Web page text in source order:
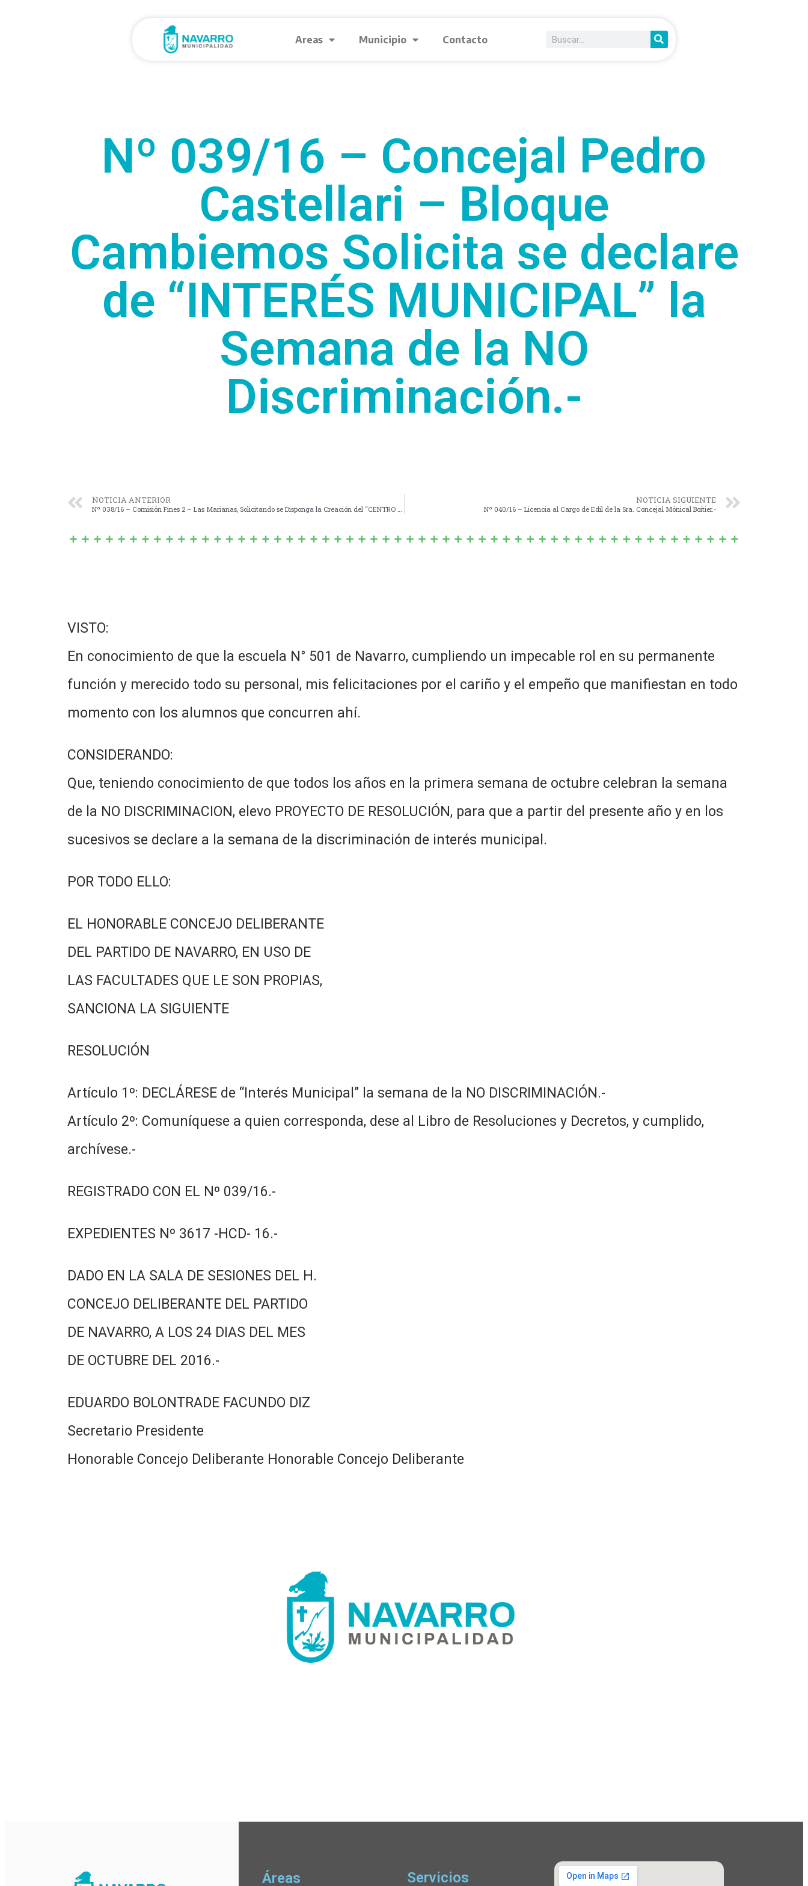
Areas Municipio Contacto
Nº 039/16 – Concejal Pedro
Castellari – Bloque
Cambiemos Solicita se declare
de “INTERÉS MUNICIPAL” la
Semana de la NO
Discriminación.-
NOTICIA ANTERIOR NOTICIA SIGUIENTE
Nº 040/16 – Licencia al Cargo de Edil de la Sra. Concejal Mónical Boitier.-
VISTO:
En conocimiento de que la escuela N° 501 de Navarro, cumpliendo un impecable rol en su permanente
función y merecido todo su personal, mis felicitaciones por el cariño y el empeño que manifiestan en todo
momento con los alumnos que concurren ahí.
CONSIDERANDO:
Que, teniendo conocimiento de que todos los años en la primera semana de octubre celebran la semana
de la NO DISCRIMINACION, elevo PROYECTO DE RESOLUCIÓN, para que a partir del presente año y en los
sucesivos se declare a la semana de la discriminación de interés municipal.
POR TODO ELLO:
EL HONORABLE CONCEJO DELIBERANTE
DEL PARTIDO DE NAVARRO, EN USO DE
LAS FACULTADES QUE LE SON PROPIAS,
SANCIONA LA SIGUIENTE
RESOLUCIÓN
Artículo 1º: DECLÁRESE de “Interés Municipal” la semana de la NO DISCRIMINACIÓN.-
Artículo 2º: Comuníquese a quien corresponda, dese al Libro de Resoluciones y Decretos, y cumplido,
archívese.-
REGISTRADO CON EL Nº 039/16.-
EXPEDIENTES Nº 3617 -HCD- 16.-
DADO EN LA SALA DE SESIONES DEL H.
CONCEJO DELIBERANTE DEL PARTIDO
DE NAVARRO, A LOS 24 DIAS DEL MES
DE OCTUBRE DEL 2016.-
EDUARDO BOLONTRADE FACUNDO DIZ
Secretario Presidente
Honorable Concejo Deliberante Honorable Concejo Deliberante
Áreas Servicios